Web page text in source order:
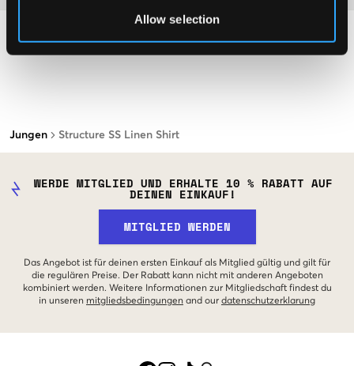
Allow selection
Jungen Structure SS Linen Shirt
WERDE MITGLIED UND ERHALTE 10 % RABATT AUF
DEINEN EINKAUF!
MITGLIED WERDEN
Das Angebot ist für deinen ersten Einkauf als Mitglied gültig und gilt für
die regulären Preise. Der Rabatt kann nicht mit anderen Angeboten
kombiniert werden. Weitere Informationen zur Mitgliedschaft findest du
in unseren mitgliedsbedingungen and our datenschutzerklarung